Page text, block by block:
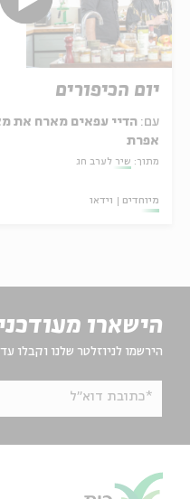
יום הכיפורים
עם: הדיי עפאים מארח את
אפרת
מתוך: שיר לערב חג
מיוחדים וידאו
הישארו
הירשמו לניוזלטר שלנו וקבלו
*כתובת דוא"ל